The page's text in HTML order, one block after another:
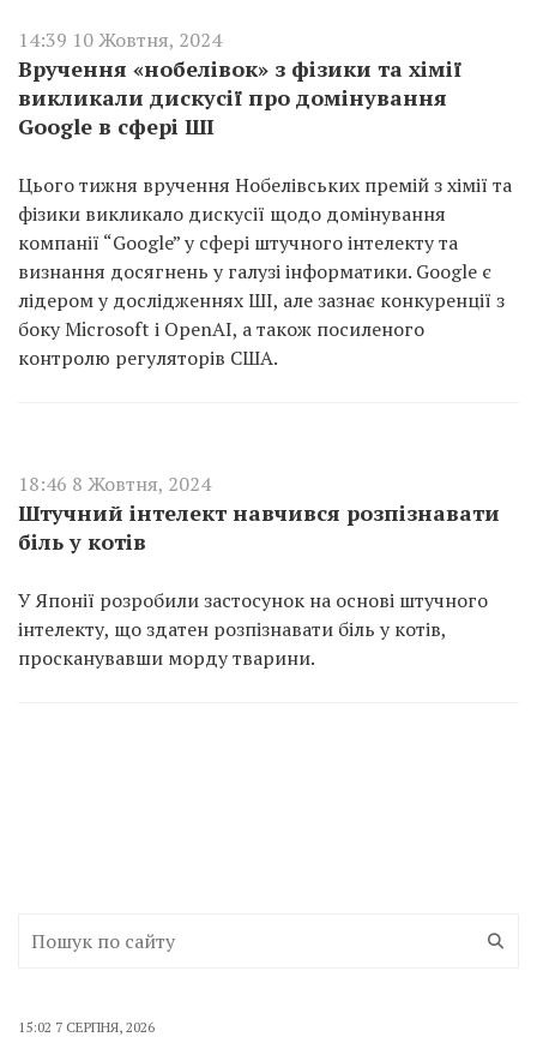
14:39 10 Жовтня, 2024
Вручення «нобелівок» з фізики та хімії
викликали дискусії про домінування
Google в сфері ШІ
Цього тижня вручення Нобелівських премій з хімії та
фізики викликало дискусії щодо домінування
компанії “Google” у сфері штучного інтелекту та
визнання досягнень у галузі інформатики. Google є
лідером у дослідженнях ШІ, але зазнає конкуренції з
боку Microsoft і OpenAI, а також посиленого
контролю регуляторів США.
18:46 8 Жовтня, 2024
Штучний інтелект навчився розпізнавати
біль у котів
У Японії розробили застосунок на основі штучного
інтелекту, що здатен розпізнавати біль у котів,
просканувавши морду тварини.
15:02 7 СЕРПНЯ, 2026